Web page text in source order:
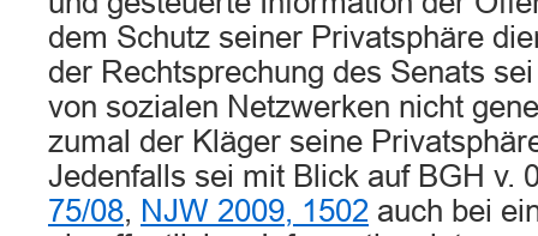
dem Schutz seiner Privatsphäre
der Rechtsprechung des Senats
von sozialen Netzwerken nicht
zumal der Kläger seine
Jedenfalls sei mit Blick auf BGH v.
75/08, NJW 2009, 1502 auch bei